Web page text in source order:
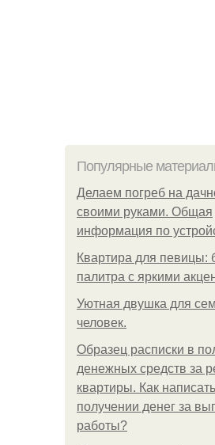
Популярные
Делаем погреб на
своими руками. Общая
информация по
Квартира для певицы:
палитра с яркими
Уютная двушка для
человек.
Образец расписки в
денежных средств за
квартиры. Как
получении денег за
работы?